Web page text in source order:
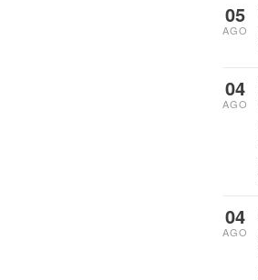
05
AGO
04
AGO
04
AGO